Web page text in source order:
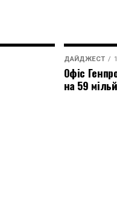
ДАЙДЖЕСТ
Офіс
на 59